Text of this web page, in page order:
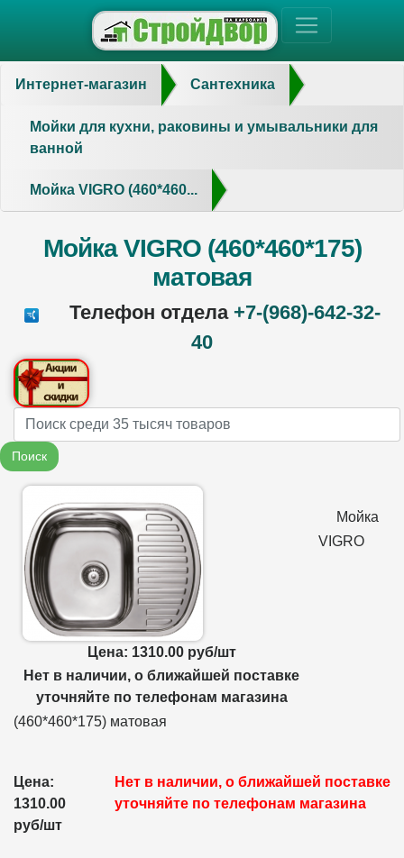
Интернет-магазин Сантехника
Мойки для кухни, раковины и умывальники для
ванной
Мойка VIGRO (460*460...
Мойка VIGRO (460*460*175)
матовая
Телефон отдела +7-(968)-642-32-
40
Name
Поиск
Цена: 1310.00 руб/шт
Нет в наличии, о ближайшей поставке
уточняйте по телефонам магазина
Мойка
VIGRO
(460*460*175) матовая
Цена:
1310.00
руб/шт
Нет в наличии, о ближайшей поставке
уточняйте по телефонам магазина